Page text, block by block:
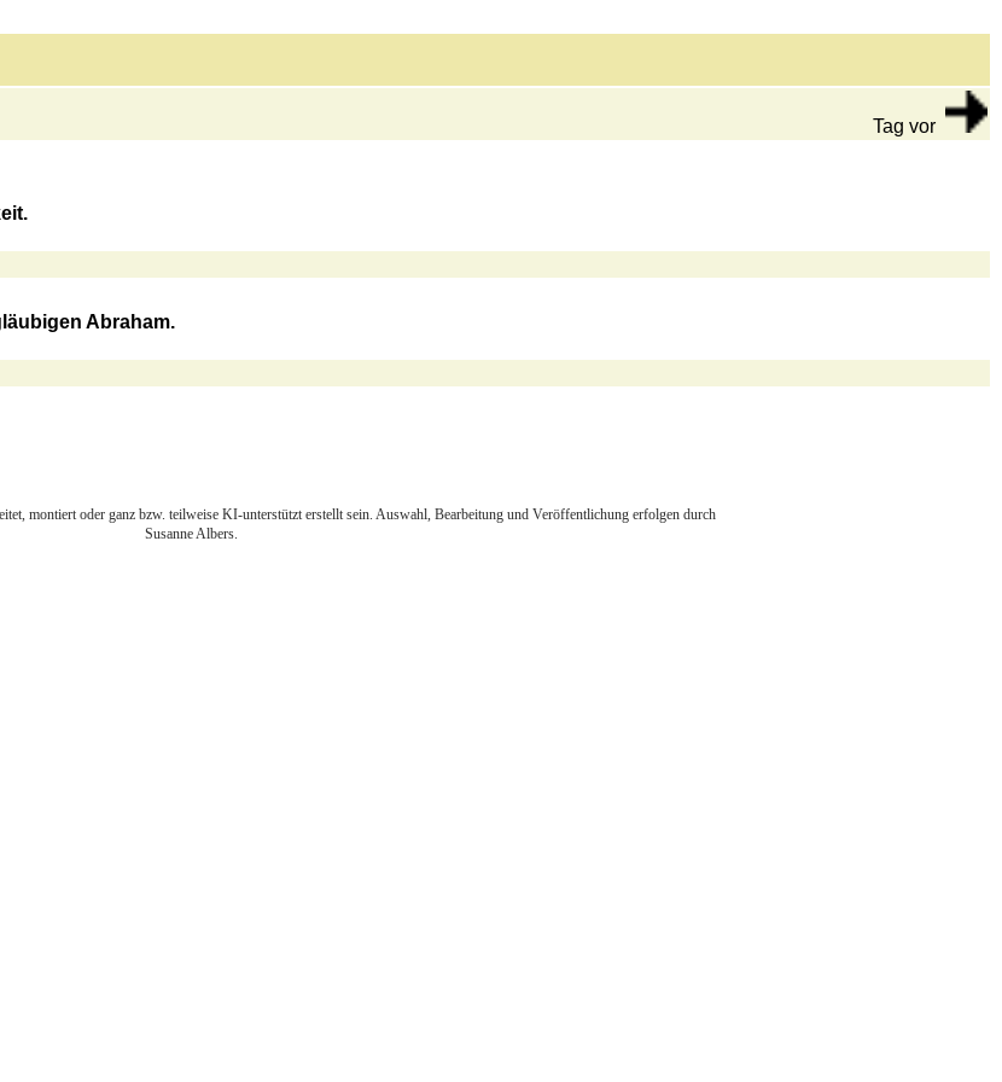
Tag vor
Abraham.
montiert oder ganz bzw. teilweise KI-unterstützt erstellt sein. Auswahl, Bearbeitung und Veröffentlichung erfolgen durch
Susanne Albers.